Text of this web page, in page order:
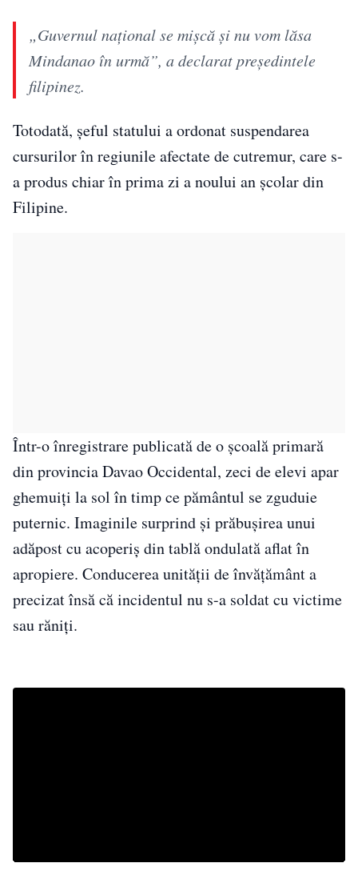
„Guvernul național se mișcă și nu vom lăsa
Mindanao în urmă”, a declarat președintele
filipinez.
Totodată, șeful statului a ordonat suspendarea
cursurilor în regiunile afectate de cutremur, care s-
a produs chiar în prima zi a noului an școlar din
Filipine.
Într-o înregistrare publicată de o școală primară
din provincia Davao Occidental, zeci de elevi apar
ghemuiți la sol în timp ce pământul se zguduie
puternic. Imaginile surprind și prăbușirea unui
adăpost cu acoperiș din tablă ondulată aflat în
apropiere. Conducerea unității de învățământ a
precizat însă că incidentul nu s-a soldat cu victime
sau răniți.